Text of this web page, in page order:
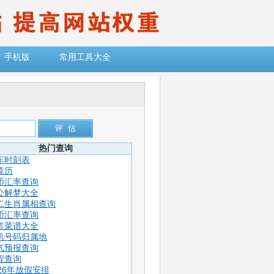
手机版 常用工具大全
热门查询
时刻表
历
汇率查询
解梦大全
生肖属相查询
汇率查询
菜谱大全
号码归属地
预报查询
查询
年放假安排